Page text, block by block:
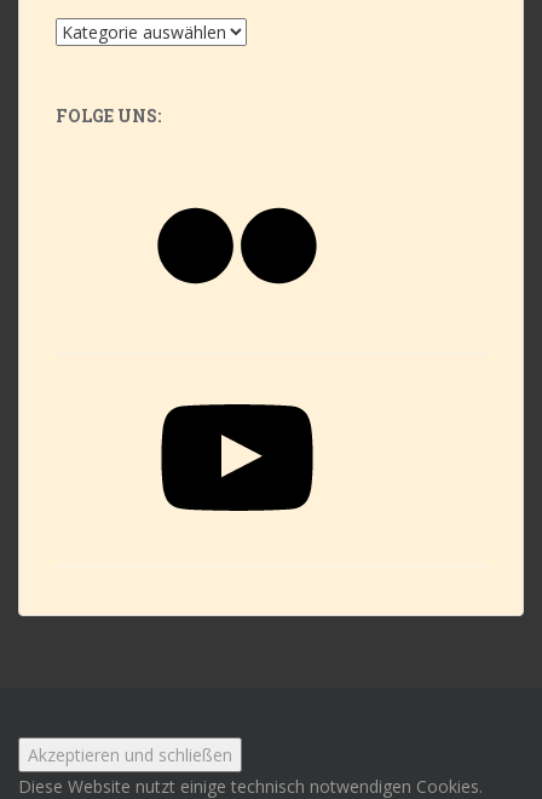
Kategorien
FOLGE UNS:
Diese Website nutzt einige technisch notwendigen Cookies.